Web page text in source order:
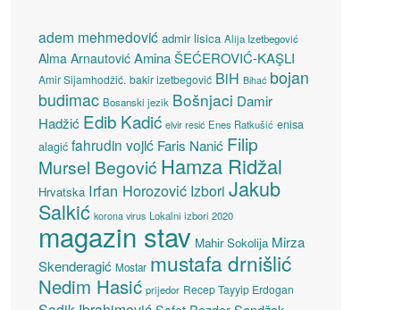
adem mehmedović admir lisica Alija Izetbegović
Alma Arnautović Amina ŠEĆEROVIĆ-KAŞLI
Amir Sijamhodžić. bakir izetbegović BiH Bihać bojan
budimac Bosanski jezik Bošnjaci Damir
Hadžić Edib Kadić elvir resić Enes Ratkušić enisa
alagić fahrudin vojić Faris Nanić Filip
Mursel Begović Hamza Ridžal
Hrvatska Irfan Horozović Izbori Jakub
Salkić korona virus Lokalni izbori 2020
magazin stav Mahir Sokolija Mirza
Skenderagić Mostar mustafa drnišlić
Nedim Hasić prijedor Recep Tayyip Erdogan